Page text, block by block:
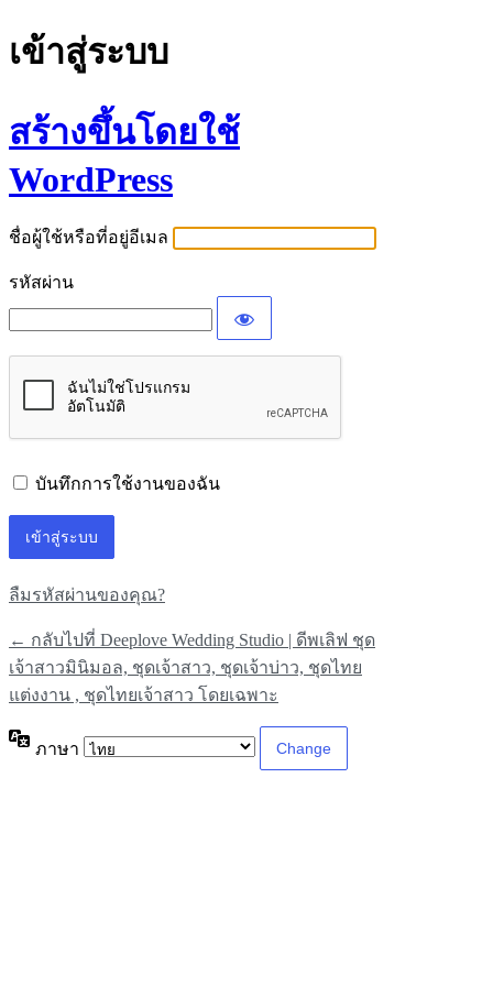
เข้าสู่ระบบ
สร้างขึ้นโดยใช้
WordPress
ชื่อผู้ใช้หรือที่อยู่อีเมล
รหัสผ่าน
บันทึกการใช้งานของฉัน
ลืมรหัสผ่านของคุณ?
← กลับไปที่ Deeplove Wedding Studio | ดีพเลิฟ ชุด
เจ้าสาวมินิมอล, ชุดเจ้าสาว, ชุดเจ้าบ่าว, ชุดไทย
แต่งงาน , ชุดไทยเจ้าสาว โดยเฉพาะ
ภาษา